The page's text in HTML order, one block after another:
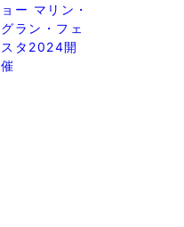
ョー マリン・
グラン・フェ
スタ2024開
催